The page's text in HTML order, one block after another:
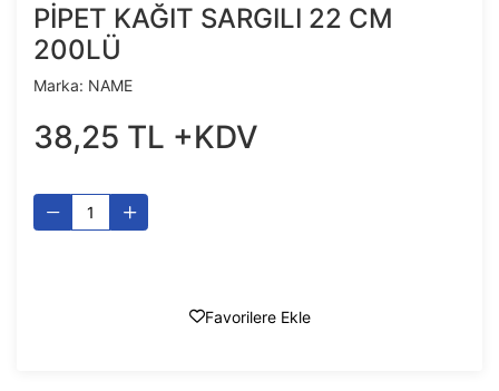
PİPET KAĞIT SARGILI 22 CM
200LÜ
Marka: NAME
38,25 TL +KDV
Favorilere Ekle